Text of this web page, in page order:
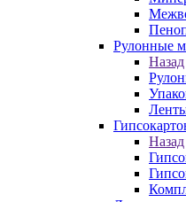
Рулонные
Назад
Назад